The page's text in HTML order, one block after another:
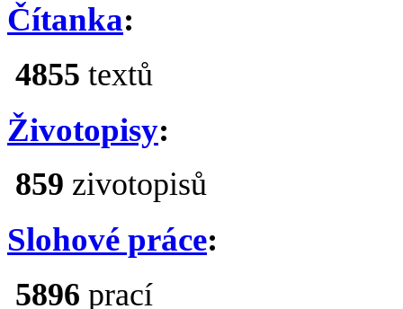
Čítanka:
4855 textů
Životopisy:
859 zivotopisů
Slohové práce:
5896 prací